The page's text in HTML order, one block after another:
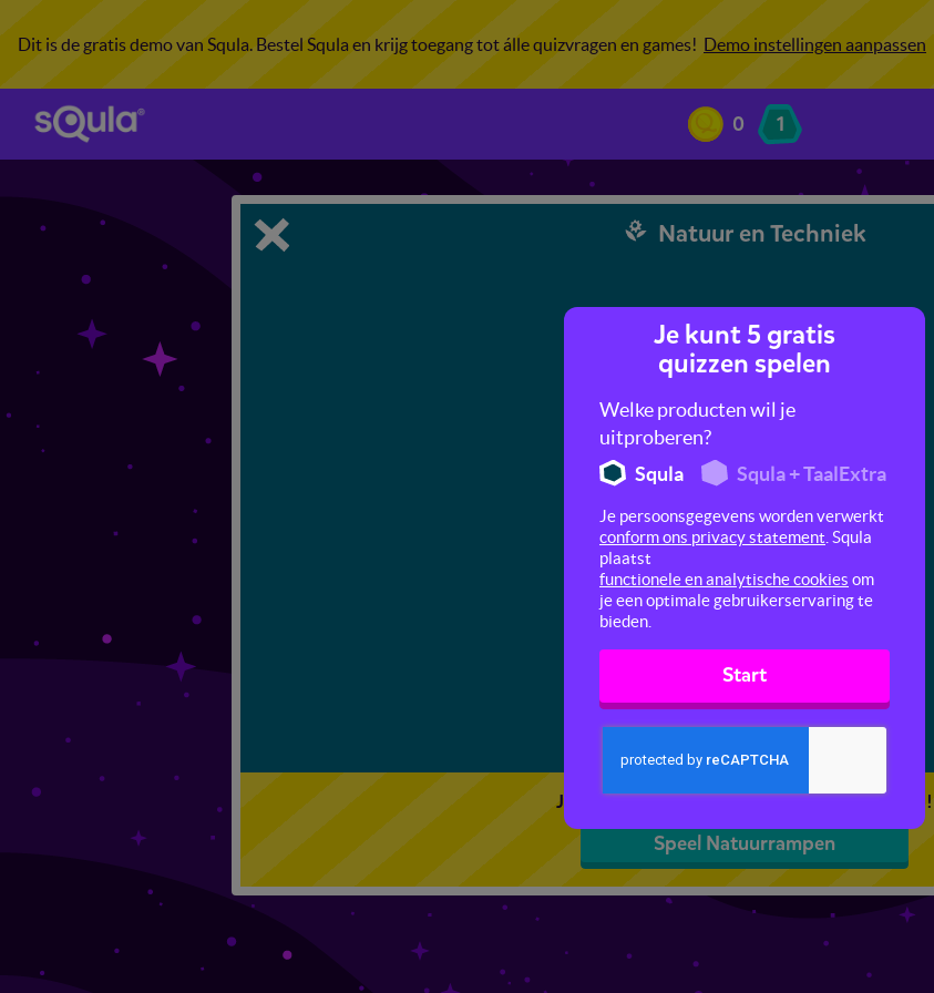
Dit is de gratis demo van Squla. Bestel Squla en krijg toegang tot álle quizvragen en games! Demo instellingen aanpassen
0 1
Natuur en Techniek
Deze quiz gaat over aardbevingen,
vulkaanuitbarstingen, lawines en tsunami's.
Je kunt 5 gratis quizzen spelen. Speel de eerste!
Speel Natuurrampen
Je kunt 5 gratis
quizzen spelen
Welke producten wil je
uitproberen?
Squla
Squla + TaalExtra
Je persoonsgegevens worden verwerkt
conform ons privacy statement . Squla
plaatst
functionele en analytische cookies om
je een optimale gebruikerservaring te
bieden.
Start